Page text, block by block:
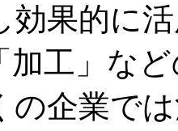
効果的に
加工」な
の企業で